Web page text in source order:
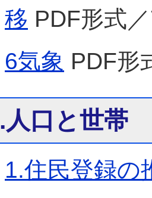
移 PDF形式
6気象 PDF形
人口と世帯
1.住民登録の